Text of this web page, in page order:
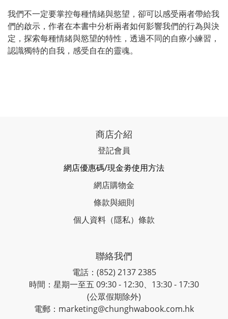
我們不一定要掌控每種情緒與慾望，卻可以感受兩者帶給我
們的啟示，作者在本書中分析兩者如何影響我們的行為與決
定，探索每種情緒與慾望的特性，透過不同的自療小練習，
認識獨特的自我，感受自在的靈魂。
商店介紹
登記會員
網店優惠碼/現金劵使用方法
網店購物金
條款與細則
個人資料（隱私）條款
聯絡我們
電話：(852) 2137 2385
時間：星期一至五 09:30 - 12:30、13:30 - 17:30
(公眾假期除外)
電郵：marketing@chunghwabook.com.hk